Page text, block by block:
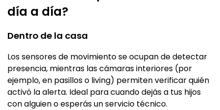
día a día?
Dentro de la casa
Los sensores de movimiento se ocupan de detectar
presencia, mientras las cámaras interiores (por
ejemplo, en pasillos o living) permiten verificar quién
activó la alerta. Ideal para cuando dejás a tus hijos
con alguien o esperás un servicio técnico.